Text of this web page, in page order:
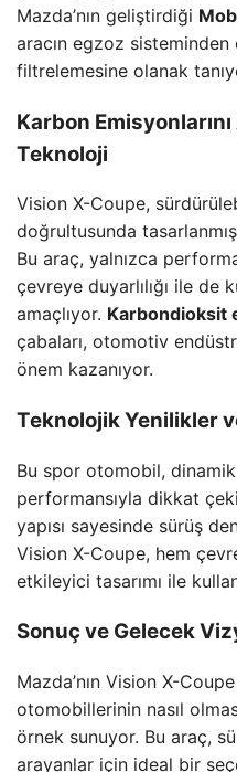
Mazda’nın geliştirdiği
aracın egzoz
filtrelemesine olanak
Karbon
Teknoloji
Vision X-Coupe,
doğrultusunda
Bu araç, yalnızca
çevreye duyarlılığı ile de
amaçlıyor. Karbondioksit
çabaları, otomotiv
önem kazanıyor.
Teknolojik Yenilikler
Bu spor otomobil, dinamik
performansıyla dikkat
yapısı sayesinde sürüş
Vision X-Coupe, hem
etkileyici tasarımı ile
Sonuç ve Gelecek
Mazda’nın Vision X-
otomobillerinin nasıl
örnek sunuyor. Bu araç,
arayanlar için ideal bir